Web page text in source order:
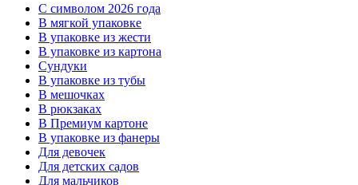
C символом 2026 года
В мягкой упаковке
В упаковке из жести
В упаковке из картона
Сундуки
В упаковке из тубы
В мешочках
В рюкзаках
В Премиум картоне
В упаковке из фанеры
Для девочек
Для детских садов
Для мальчиков